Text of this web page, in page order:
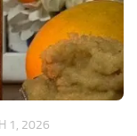
1, 2026